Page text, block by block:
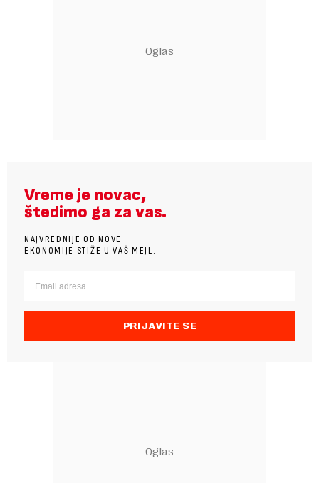
Vreme je novac,
štedimo ga za vas.
NAJVREDNIJE OD NOVE
EKONOMIJE STIŽE U VAŠ MEJL.
PRIJAVITE SE